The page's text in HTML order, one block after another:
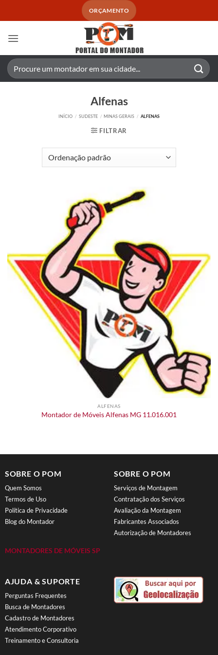
ORÇAMENTO
Pesquisar
por:
Alfenas
INÍCIO / SUDESTE / MINAS GERAIS / ALFENAS
FILTRAR
ALFENAS
Montador de Móveis Alfenas MG 11.016.001
SOBRE O POM
Quem Somos
Termos de Uso
Política de Privacidade
Blog do Montador
MONTADORES DE MÓVEIS SP
SOBRE O POM
Serviços de Montagem
Contratação dos Serviços
Avaliação da Montagem
Fabricantes Associados
Autorização de Montadores
AJUDA & SUPORTE
Perguntas Frequentes
Busca de Montadores
Cadastro de Montadores
Atendimento Corporativo
Treinamento e Consultoria